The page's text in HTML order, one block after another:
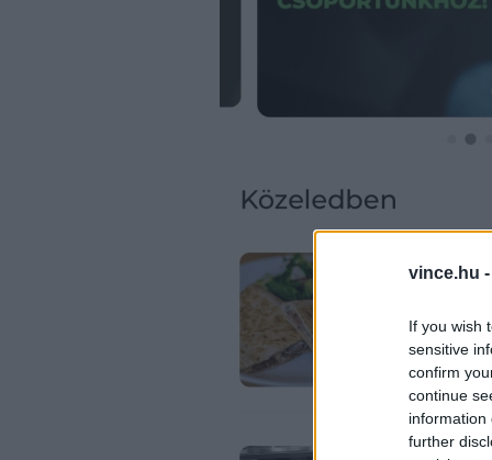
vince.hu -
If you wish
sensitive
confirm
continue
information
further